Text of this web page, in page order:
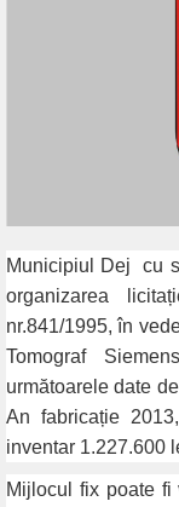
Municipiul Dej
cu
organizarea
nr.841/1995, în
Tomograf
următoarele date
An fabricație
inventar 1.227.600
Mijlocul fix poate fi